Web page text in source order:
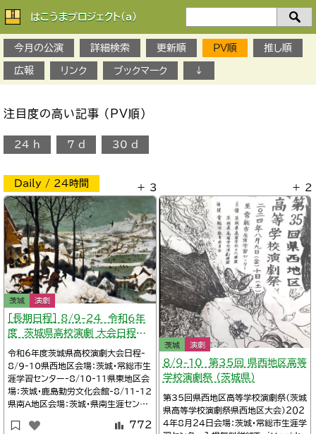
はこうまプロジェクト(a)
今月の公演
詳細検索 更新順 PV順 推し順
広報 リンク ブックマーク ↓
注目度の高い記事 （PV順）
24 h 7 d 30 d
Daily / 24時間
茨城 演劇
［長期日程］ 8/9-24 令和6年
度 茨城県高校演劇 大会日程
（一覧）
令和6年度茨城県高校演劇大会日程-
8/9-10県西地区会場：茨城・常総市生
涯学習センター-8/10-11県東地区会
場：茨城・鹿島勤労文化会館-8/11-12
県南A地区会場：茨城・県南生涯センタ
たちなか市文化会館-8/22-23県南B
772
＋ 3
茨城 演劇
８/9-10 第35回 県西地区高等
学校演劇祭 （茨城県）
第35回県西地区高等学校演劇祭（茨城
県高等学校演劇祭県西地区大会）２０２
４年8月２4日会場：茨城・常総市生涯学
＋ 2